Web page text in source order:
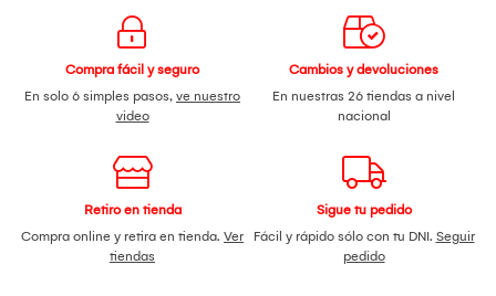
Compra fácil y seguro
En solo 6 simples pasos, ve nuestro
video
Cambios y devoluciones
En nuestras 26 tiendas a nivel
nacional
Retiro en tienda
Compra online y retira en tienda. Ver
tiendas
Sigue tu pedido
Fácil y rápido sólo con tu DNI. Seguir
pedido